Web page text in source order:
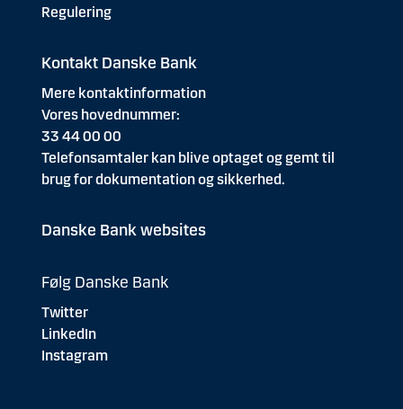
Regulering
Kontakt Danske Bank
Mere kontaktinformation
Vores hovednummer:
33 44 00 00
Telefonsamtaler kan blive optaget og gemt til
brug for dokumentation og sikkerhed.
Danske Bank websites
Følg Danske Bank
Twitter
LinkedIn
Instagram